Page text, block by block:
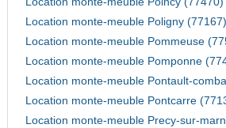
Location monte-meuble Poligny (77167)
Location monte-meuble Pommeuse
Location monte-meuble Pomponne
Location monte-meuble Pontault-
Location monte-meuble Pontcarre
Location monte-meuble Precy-sur-